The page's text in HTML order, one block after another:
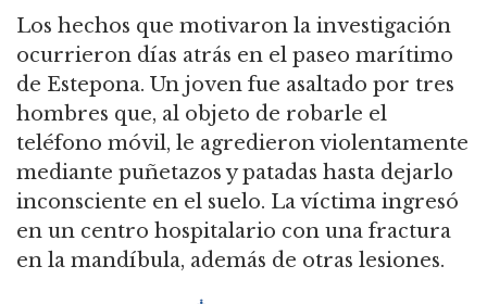
Los hechos que motivaron la investigación
ocurrieron días atrás en el paseo marítimo
de Estepona. Un joven fue asaltado por tres
hombres que, al objeto de robarle el
teléfono móvil, le agredieron violentamente
mediante puñetazos y patadas hasta dejarlo
inconsciente en el suelo. La víctima ingresó
en un centro hospitalario con una fractura
en la mandíbula, además de otras lesiones.